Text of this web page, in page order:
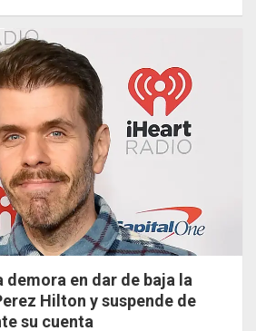
demora en dar de baja la
Hilton y suspende de
su cuenta